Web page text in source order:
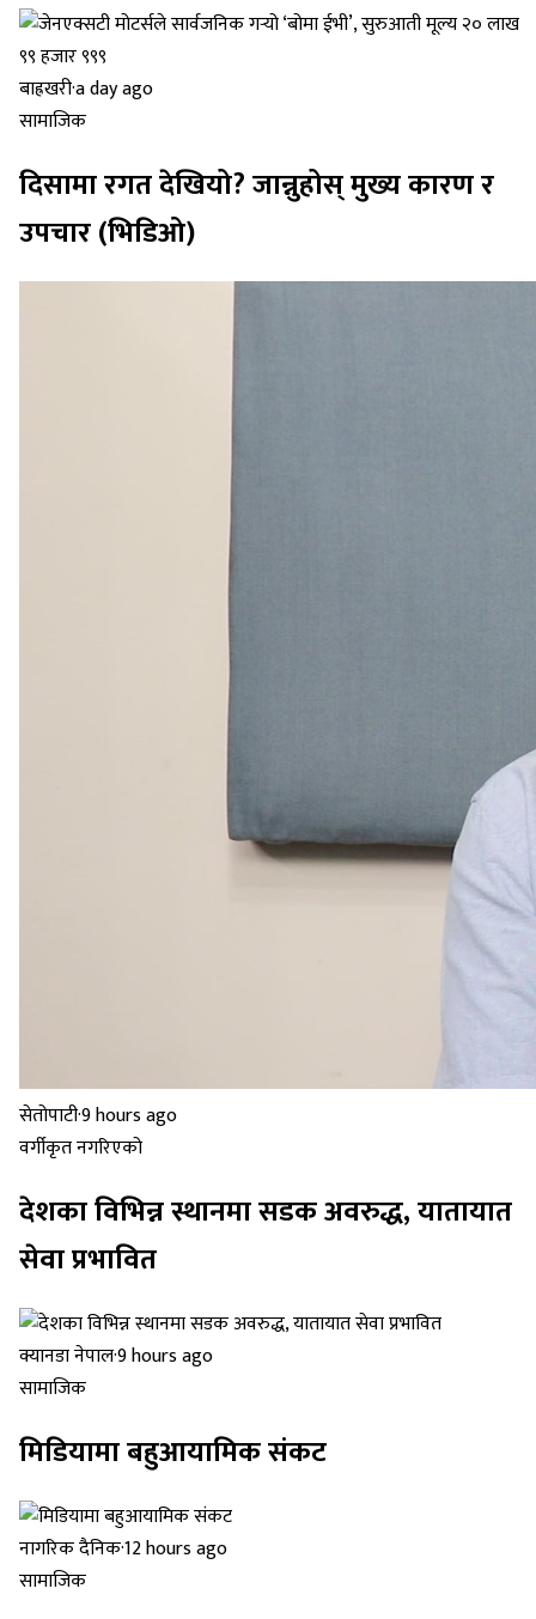
बाह्रखरी·a day ago
सामाजिक
दिसामा रगत देखियो? जान्नुहोस् मुख्य कारण र
उपचार (भिडिओ)
सेतोपाटी·9 hours ago
वर्गीकृत नगरिएको
देशका विभिन्न स्थानमा सडक अवरुद्ध, यातायात
सेवा प्रभावित
क्यानडा नेपाल·9 hours ago
सामाजिक
मिडियामा बहुआयामिक संकट
नागरिक दैनिक·12 hours ago
सामाजिक